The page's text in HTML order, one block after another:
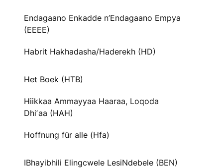
Endagaano Enkadde n’Endagaano Empya
(EEEE)
Habrit Hakhadasha/Haderekh (HD)
Het Boek (HTB)
Hiikkaa Ammayyaa Haaraa, Loqoda
Dhiʼaa (HAH)
Hoffnung für alle (Hfa)
IBhayibhili Elingcwele LesiNdebele (BEN)